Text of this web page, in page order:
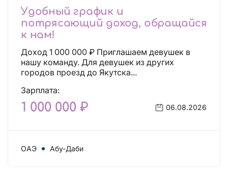
Удобный график и
потрясающий доход, обращайся
к нам!
Доход 1 000 000 ₽ Приглашаем девушек в
нашу команду. Для девушек из других
городов проезд до Якутска...
Зарплата:
1 000 000 ₽ 06.08.2026
ОАЭ Абу-Даби